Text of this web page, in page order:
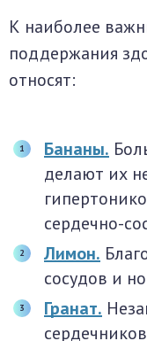
К наиболее
поддержания
относят:
Бананы.
делают их
сердечно-
Лимон.
сосудов и
Гранат.